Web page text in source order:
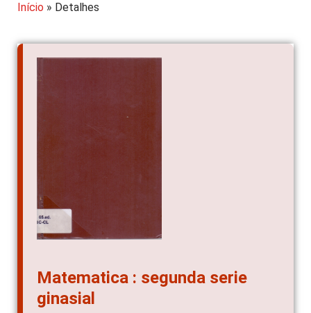
Início » Detalhes
Matematica : segunda serie
ginasial